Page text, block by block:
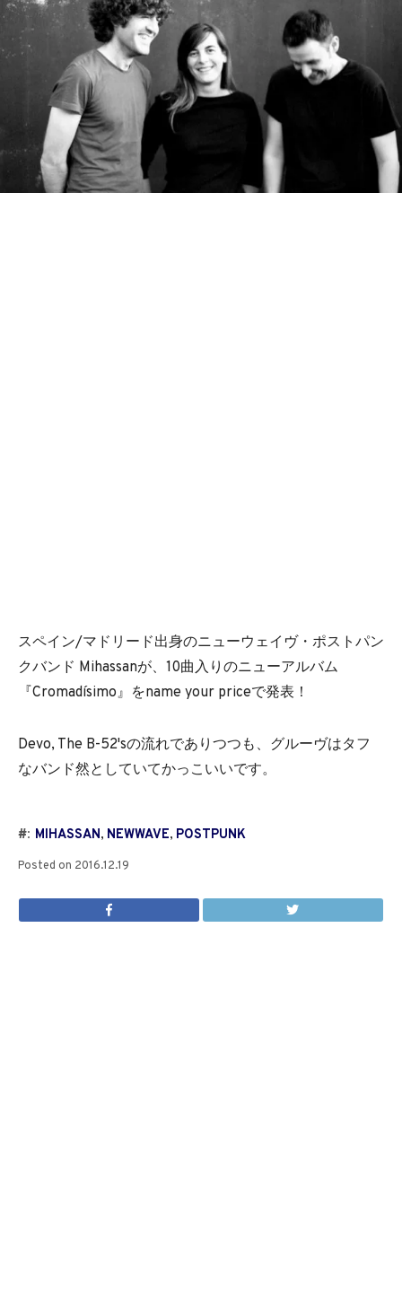
スペイン/マドリード出身のニューウェイヴ・ポストパン
クバンド Mihassanが、10曲入りのニューアルバム
『Cromadísimo』をname your priceで発表！
Devo, The B-52'sの流れでありつつも、グルーヴはタフ
なバンド然としていてかっこいいです。
#: MIHASSAN, NEWWAVE, POSTPUNK
Posted on 2016.12.19